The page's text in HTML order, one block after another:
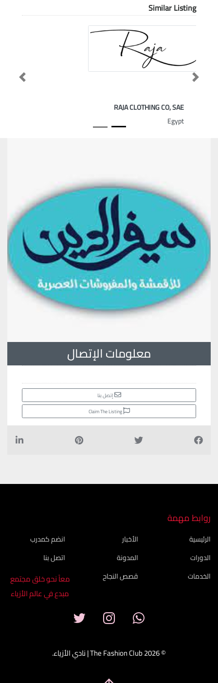
Similar Listing
RAJA CLOTHING CO, SAE
Egypt
Previous Next
معلومات الإتصال
إتصل بنا
Claim The Listing
روابط مهمة
الرئيسية
الدورات
الخدمات
الأخبار
المدونة
قصص النجاح
انضم كمدرب
اتصل بنا
معاً نحو خلق مجتمع
مبدع في عالم الأزياء
© 2026 The Fashion Club | نادي الأزياء.